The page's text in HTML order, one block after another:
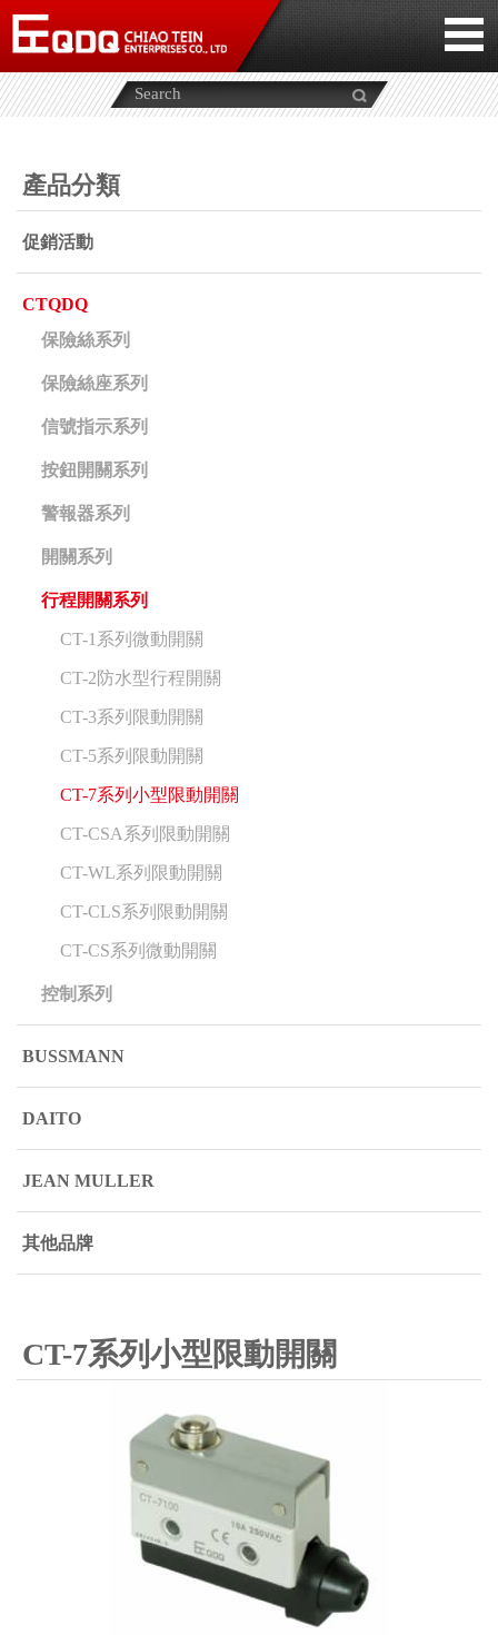
產品分類
促銷活動
CTQDQ
保險絲系列
保險絲座系列
信號指示系列
按鈕開關系列
警報器系列
開關系列
行程開關系列
CT-1系列微動開關
CT-2防水型行程開關
CT-3系列限動開關
CT-5系列限動開關
CT-7系列小型限動開關
CT-CSA系列限動開關
CT-WL系列限動開關
CT-CLS系列限動開關
CT-CS系列微動開關
控制系列
BUSSMANN
DAITO
JEAN MULLER
其他品牌
CT-7系列小型限動開關